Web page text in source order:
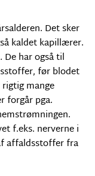
Det sker
kaldet kapillærer.
har også til
før blodet
mange
forgår pga.
f.eks. nerverne i
affaldsstoffer fra